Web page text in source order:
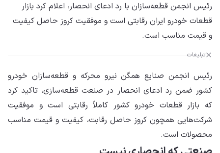
رئیس انجمن قطعه‌سازان با رد ادعای انحصار، اعلام کرد بازار
قطعات خودرو ایران رقابتی است و موفقیت کروز حاصل کیفیت
و قیمت مناسب است.
تبلیغات
رئیس انجمن صنایع همگن نیرو محرکه و قطعه‌سازان خودرو
کشور ضمن رد ادعای انحصار در صنعت قطعه‌سازی، تاکید کرد
که بازار قطعات خودرو کشور کاملاً رقابتی است و موفقیت
شرکت‌هایی همچون کروز حاصل رقابت، کیفیت و قیمت مناسب
محصولات است.